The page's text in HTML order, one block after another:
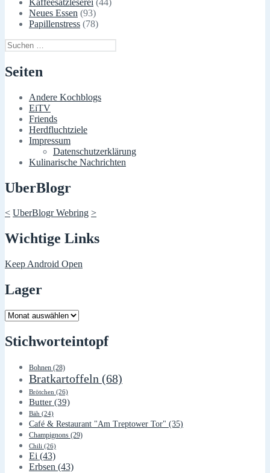
Neues Essen (93)
Papillenstress (78)
Suchen
nach:
Seiten
Andere Kochblogs
EiTV
Friends
Herdfluchtziele
Impressum
Datenschutzerklärung
Kulinarische Nachrichten
UberBlogr
< UberBlogr Webring >
Wichtige Links
Keep Android Open
Lager
Lager
Stichworteintopf
Bohnen (28)
Bratkartoffeln (68)
Brötchen (26)
Butter (39)
Bäh (24)
Café & Restaurant "Am Treptower Tor" (35)
Champignons (29)
Chili (26)
Ei (43)
Erbsen (43)